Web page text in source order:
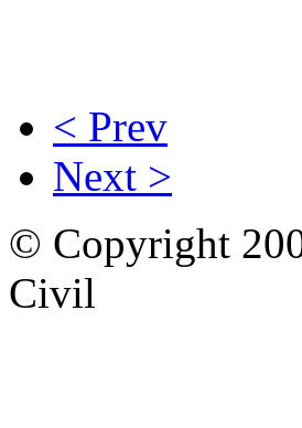
< Prev
Next >
© Copyright
Civil